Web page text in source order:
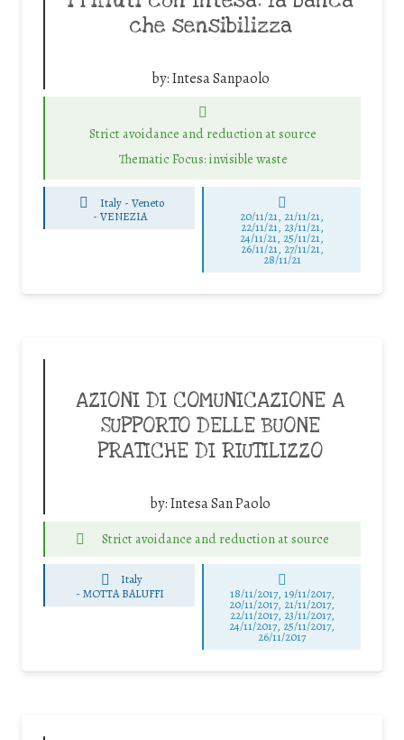
che sensibilizza
by:Intesa Sanpaolo
Strict avoidance and reduction at source
Thematic Focus: invisible waste
Italy - Veneto
- VENEZIA 20/11/21, 21/11/21,
22/11/21, 23/11/21,
24/11/21, 25/11/21,
26/11/21, 27/11/21,
28/11/21
AZIONI DI COMUNICAZIONE A
SUPPORTO DELLE BUONE
PRATICHE DI RIUTILIZZO
by:Intesa San Paolo
Strict avoidance and reduction at source
Italy
- MOTTA BALUFFI 18/11/2017, 19/11/2017,
20/11/2017, 21/11/2017,
22/11/2017, 23/11/2017,
24/11/2017, 25/11/2017,
26/11/2017